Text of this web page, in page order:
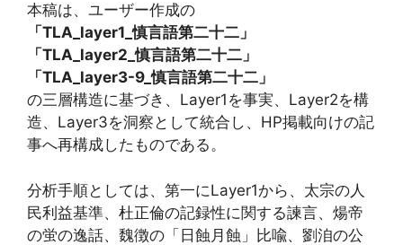
本稿は、ユーザー作成の
「TLA_layer1_慎言語第二十二」
「TLA_layer2_慎言語第二十二」
「TLA_layer3-9_慎言語第二十二」
の三層構造に基づき、Layer1を事実、Layer2を構
造、Layer3を洞察として統合し、HP掲載向けの記
事へ再構成したものである。
分析手順としては、第一にLayer1から、太宗の人
民利益基準、杜正倫の記録性に関する諫言、煬帝
の蛍の逸話、魏徴の「日蝕月蝕」比喩、劉洎の公